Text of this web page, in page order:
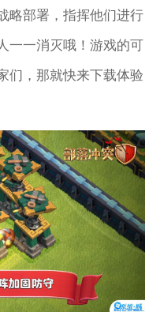
略部署，指挥他们进行
一一消灭哦！游戏的可
们，那就快来下载体验